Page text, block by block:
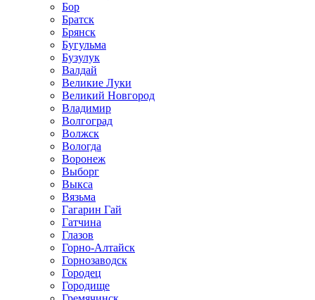
Бор
Братск
Брянск
Бугульма
Бузулук
Валдай
Великие Луки
Великий Новгород
Владимир
Волгоград
Волжск
Вологда
Воронеж
Выборг
Выкса
Вязьма
Гагарин Гай
Гатчина
Глазов
Горно-Алтайск
Горнозаводск
Городец
Городище